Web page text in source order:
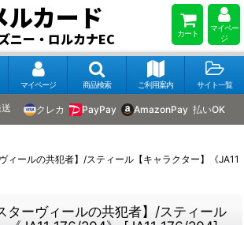
ルカード
ニー・ロルカナEC カート
マイペー
ジ
マイページ 商品検索 ご利用案内 サイト一覧
クレカ PayPay AmazonPay 払いOK
ィールの共犯者】/スティール【キャラクター】《JA11
ターヴィールの共犯者】/スティール